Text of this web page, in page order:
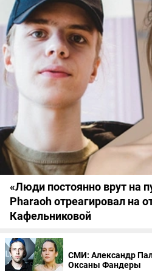
«Люди постоянно врут на
Pharaoh отреагировал на
Кафельниковой
СМИ: Александр
Оксаны Фандеры